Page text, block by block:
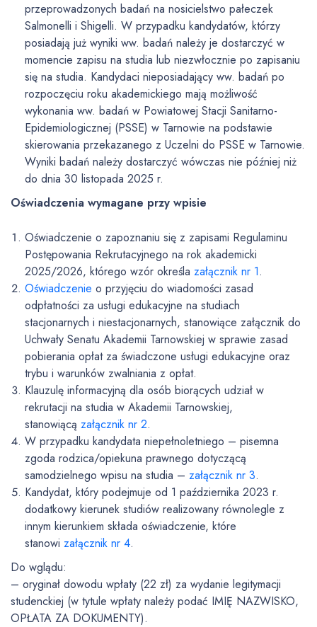
przeprowadzonych badań na nosicielstwo pałeczek
Salmonelli i Shigelli. W przypadku kandydatów, którzy
posiadają już wyniki ww. badań należy je dostarczyć w
momencie zapisu na studia lub niezwłocznie po zapisaniu
się na studia. Kandydaci nieposiadający ww. badań po
rozpoczęciu roku akademickiego mają możliwość
wykonania ww. badań w Powiatowej Stacji Sanitarno-
Epidemiologicznej (PSSE) w Tarnowie na podstawie
skierowania przekazanego z Uczelni do PSSE w Tarnowie.
Wyniki badań należy dostarczyć wówczas nie później niż
do dnia 30 listopada 2025 r.
Oświadczenia wymagane przy wpisie
Oświadczenie o zapoznaniu się z zapisami Regulaminu
Postępowania Rekrutacyjnego na rok akademicki
2025/2026, którego wzór określa załącznik nr 1.
Oświadczenie o przyjęciu do wiadomości zasad
odpłatności za usługi edukacyjne na studiach
stacjonarnych i niestacjonarnych, stanowiące załącznik do
Uchwały Senatu Akademii Tarnowskiej w sprawie zasad
pobierania opłat za świadczone usługi edukacyjne oraz
trybu i warunków zwalniania z opłat.
Klauzulę informacyjną dla osób biorących udział w
rekrutacji na studia w Akademii Tarnowskiej,
stanowiącą załącznik nr 2.
W przypadku kandydata niepełnoletniego – pisemna
zgoda rodzica/opiekuna prawnego dotyczącą
samodzielnego wpisu na studia – załącznik nr 3.
Kandydat, który podejmuje od 1 października 2023 r.
dodatkowy kierunek studiów realizowany równolegle z
innym kierunkiem składa oświadczenie, które
stanowi załącznik nr 4.
Do wglądu:
– oryginał dowodu wpłaty (22 zł) za wydanie legitymacji
studenckiej (w tytule wpłaty należy podać IMIĘ NAZWISKO,
OPŁATA ZA DOKUMENTY).